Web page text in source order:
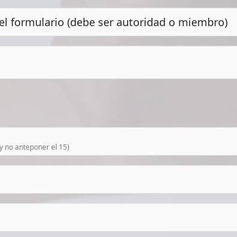
formulario (debe ser autoridad o miembro)